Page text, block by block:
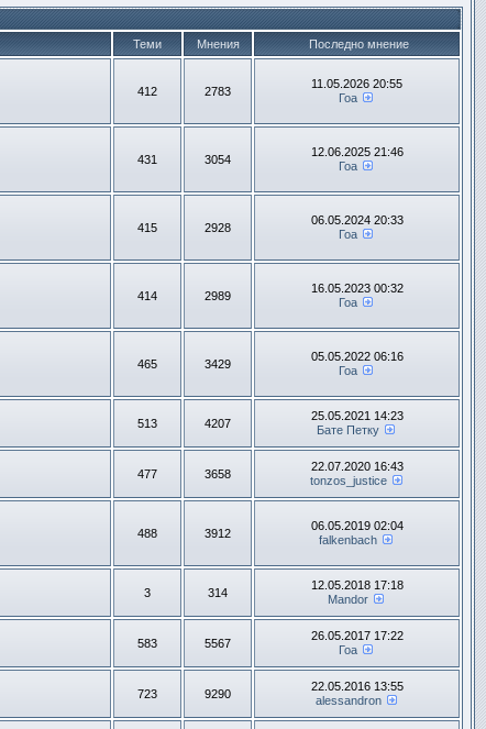
Теми Мнения Последно мнение
412 2783
11.05.2026 20:55
Гоа
431 3054
12.06.2025 21:46
Гоа
415 2928
06.05.2024 20:33
Гоа
414 2989
16.05.2023 00:32
Гоа
465 3429
05.05.2022 06:16
Гоа
513 4207
25.05.2021 14:23
Бате Петку
477 3658
22.07.2020 16:43
tonzos_justice
488 3912
06.05.2019 02:04
falkenbach
3 314
12.05.2018 17:18
Mandor
583 5567
26.05.2017 17:22
Гоа
723 9290
22.05.2016 13:55
alessandron